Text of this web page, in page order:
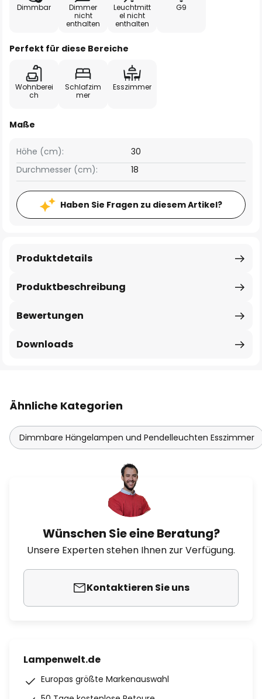
Dimmbar
Dimmer
nicht
enthalten
Leuchtmitt
el nicht
enthalten
G9
Perfekt für diese Bereiche
Wohnberei
ch
Schlafzim
mer
Esszimmer
Maße
Höhe (cm):
30
Durchmesser (cm):
18
Haben Sie Fragen zu diesem Artikel?
Produktbeschreibung
Produktdetails
Bewertungen
Downloads
Ähnliche Kategorien
Dimmbare Hängelampen und Pendelleuchten Esszimmer
Wünschen Sie eine Beratung?
Unsere Experten stehen Ihnen zur Verfügung.
Kontaktieren Sie uns
Lampenwelt.de
Europas größte Markenauswahl